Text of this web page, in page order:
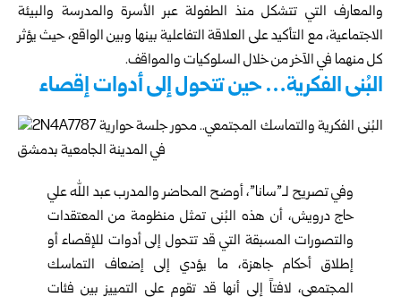
والمعارف التي تتشكل منذ الطفولة عبر الأسرة والمدرسة والبيئة
الاجتماعية، مع التأكيد على العلاقة التفاعلية بينها وبين الواقع، حيث يؤثر
كل منهما في الآخر من خلال السلوكيات والمواقف.
البُنى الفكرية… حين تتحول إلى أدوات إقصاء
وفي تصريح لـ”سانا”، أوضح المحاضر والمدرب عبد الله علي
حاج درويش، أن هذه البُنى تمثل منظومة من المعتقدات
والتصورات المسبقة التي قد تتحول إلى أدوات للإقصاء أو
إطلاق أحكام جاهزة، ما يؤدي إلى إضعاف التماسك
المجتمعي، لافتاً إلى أنها قد تقوم على التمييز بين فئات